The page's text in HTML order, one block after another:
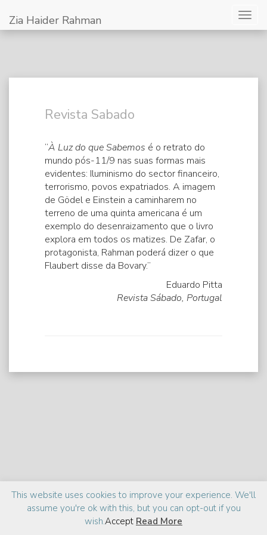
Zia Haider Rahman
Revista Sabado
“À Luz do que Sabemos é o retrato do
mundo pós-11/9 nas suas formas mais
evidentes: Iluminismo do sector financeiro,
terrorismo, povos expatriados. A imagem
de Gödel e Einstein a caminharem no
terreno de uma quinta americana é um
exemplo do desenraizamento que o livro
explora em todos os matizes. De Zafar, o
protagonista, Rahman poderá dizer o que
Flaubert disse da Bovary.”
Eduardo Pitta
Revista Sábado, Portugal
Praise Media About
©2026 Zia Haider Rahman Site design:
This website uses cookies to improve your experience. We'll
assume you're ok with this, but you can opt-out if you
wish.Accept Read More